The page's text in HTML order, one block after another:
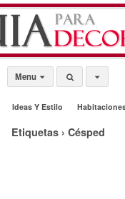
Menu
Ideas Y Estilo
Etiquetas › Césped